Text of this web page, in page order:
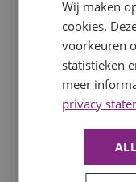
In het kader van je
verwerken we je
noodzakelijke
lezen in ons
kunnen
deze gegevens te
Ik ga akkoord
verwerkt ten
Wij maken
cookies.
voorkeuren
statistieken
meer
privacy